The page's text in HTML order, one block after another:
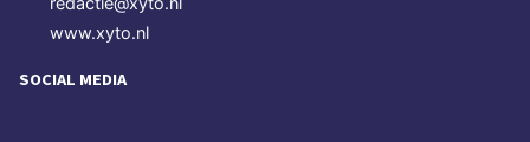
www.xyto.nl
SOCIAL MEDIA